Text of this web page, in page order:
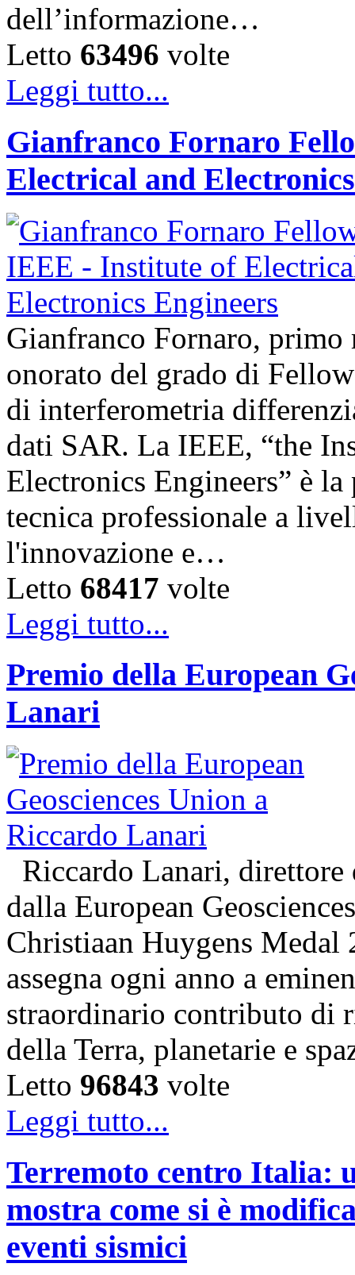
dell’informazione…
Letto 63496 volte
Leggi tutto...
Gianfranco Fornaro
Electrical and
Gianfranco Fornaro, primo
onorato del grado di
di interferometria
dati SAR. La IEEE, “the
Electronics Engineers” è
tecnica professionale a
l'innovazione e…
Letto 68417 volte
Leggi tutto...
Premio della European
Lanari
Riccardo Lanari,
dalla European
Christiaan Huygens Medal
assegna ogni anno a
straordinario contributo di
della Terra, planetarie e
Letto 96843 volte
Leggi tutto...
Terremoto centro Italia:
mostra come si è
eventi sismici